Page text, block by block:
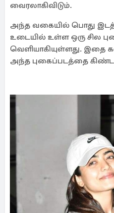
வைரலாகிவிடும்.
அந்த வகையில் பொது
உடையில் உள்ள ஒரு சில
வெளியாகியுள்ளது. இதை
அந்த புகைப்படத்தை